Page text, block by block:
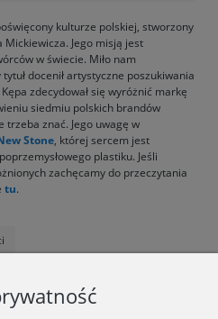
kulturze polskiej, stworzony
Jego misją jest
w świecie. Miło nam
docenił artystyczne poszukiwania
zdecydował się wyróżnić markę
siedmiu polskich brandów
znać. Jego uwagę w
Stone, której sercem jest
plastiku. Jeśli
zachęcamy do przeczytania
tu.